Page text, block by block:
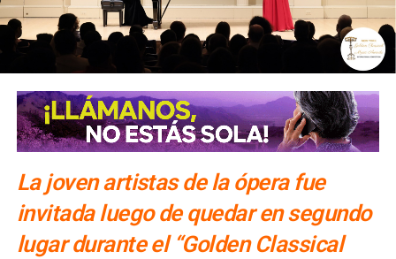
La joven artistas de la ópera fue
invitada luego de quedar en segundo
lugar durante el “Golden Classical